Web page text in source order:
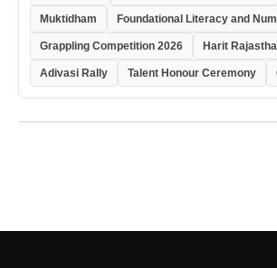
Muktidham Foundational Literacy and
Grappling Competition 2026 Harit
Adivasi Rally Talent Honour Ceremony